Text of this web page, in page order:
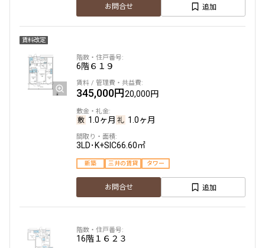
お問合せ 追加
賃料改定
6階６１９
345,000円20,000円
1.0ヶ月 1.0ヶ月
3LD･K+SIC66.60㎡
新築 三井の賃貸 タワー
お問合せ 追加
16階 １６２３